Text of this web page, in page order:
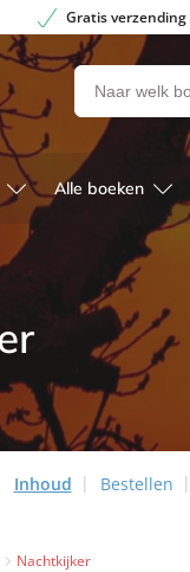
Gratis verzending
Zoeken
naar
boeken,
auteurs
en
Alle boeken
Inhoud Bestellen
Nachtkijker